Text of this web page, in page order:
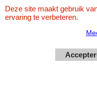
Deze site maakt gebruik
ervaring te verbeteren.